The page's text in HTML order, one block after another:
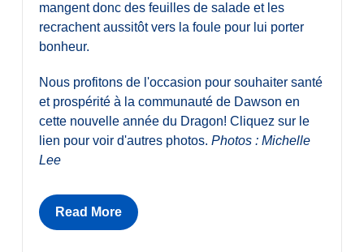
mangent donc des feuilles de salade et les
recrachent aussitôt vers la foule pour lui porter
bonheur.
Nous profitons de l'occasion pour souhaiter santé
et prospérité à la communauté de Dawson en
cette nouvelle année du Dragon! Cliquez sur le
lien pour voir d'autres photos. Photos : Michelle
Lee
Read More